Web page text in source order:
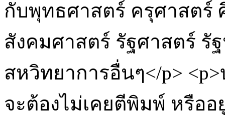
กับพุทธศาสตร์ ครุศาสตร์
สังคมศาสตร์ รัฐศาสตร์ รั
สหวิทยาการอื่นๆ</p>
จะต้องไม่เคยตีพิมพ์ หรือ